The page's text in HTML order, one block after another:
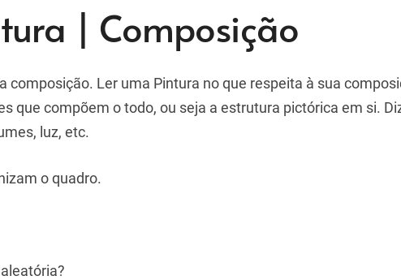
| Composição
composição. Ler uma Pintura no que respeita à sua
que compõem o todo, ou seja a estrutura pictórica em si.
luz, etc.
o quadro.